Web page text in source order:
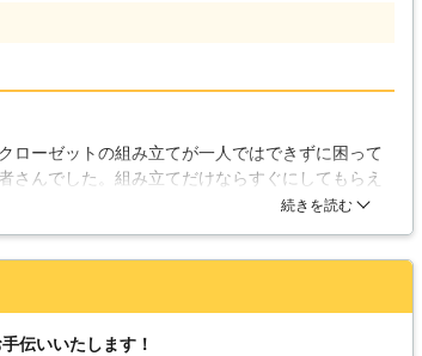
具を動かしていくため、床などに傷を付けてしまう
さな冷蔵庫ならば移動させられても、一般的な冷
く、皆さんでは移動をさせられないことが多くな
具の他に冷蔵庫も移動できるので、キッチンの模様
。
ローゼットの組み立てが一人ではできずに困って
んでした。組み立てだけならすぐにしてもらえ
の日にお願いしました。さすが家具のプロと思う
続きを読む
伝いいたします！